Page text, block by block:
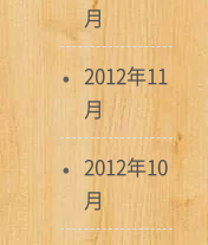
月
2012年11
月
2012年10
月